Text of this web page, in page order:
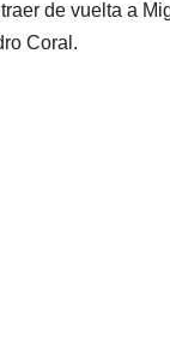
de vuelta a
Coral.